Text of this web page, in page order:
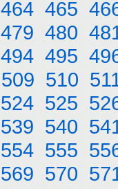
464 465
479 480
494 495
509 510
524 525
539 540
554 555
569 570